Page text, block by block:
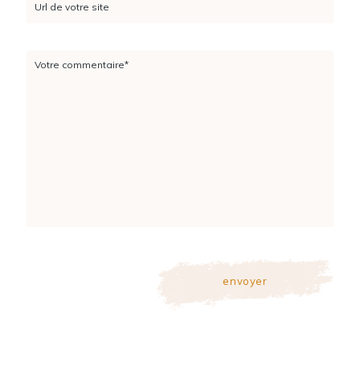
Url de votre site
Votre commentaire*
envoyer